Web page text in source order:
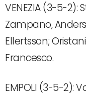
VENEZIA (3-5-2):
Zampano,
Ellertsson;
Francesco.
EMPOLI (3-5-2):